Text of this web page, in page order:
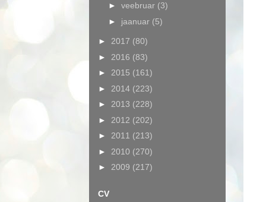
► veebruar (3)
► jaanuar (5)
► 2017 (80)
► 2016 (83)
► 2015 (161)
► 2014 (223)
► 2013 (228)
► 2012 (202)
► 2011 (213)
► 2010 (270)
► 2009 (217)
CV